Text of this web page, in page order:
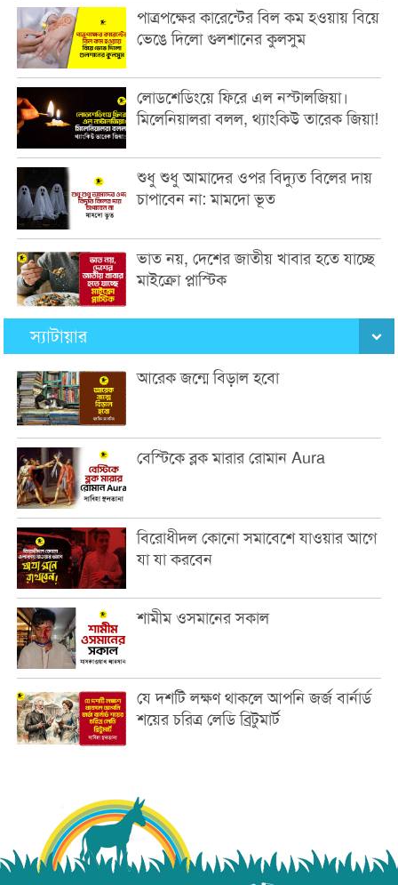
পাত্রপক্ষের কারেন্টের বিল কম হওয়ায় বিয়ে
ভেঙে দিলো গুলশানের কুলসুম
লোডশেডিংয়ে ফিরে এল নস্টালজিয়া।
মিলেনিয়ালরা বলল, থ্যাংকিউ তারেক জিয়া!
শুধু শুধু আমাদের ওপর বিদ্যুত বিলের দায়
চাপাবেন না: মামদো ভূত
ভাত নয়, দেশের জাতীয় খাবার হতে যাচ্ছে
মাইক্রো প্লাস্টিক
স্যাটায়ার
আরেক জন্মে বিড়াল হবো
বেস্টিকে ব্লক মারার রোমান Aura
বিরোধীদল কোনো সমাবেশে যাওয়ার আগে
যা যা করবেন
শামীম ওসমানের সকাল
যে দশটি লক্ষণ থাকলে আপনি জর্জ বার্নার্ড
শয়ের চরিত্র লেডি ব্রিটুমার্ট